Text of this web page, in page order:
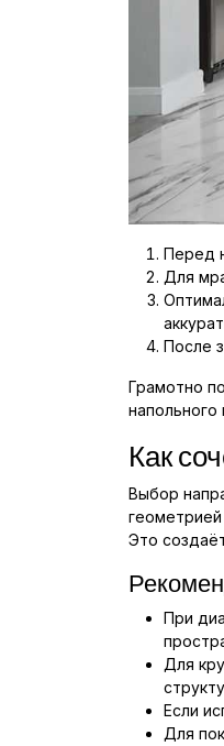
Перед
Для
После
Грамотно
Как
Выбор
Это
При
Для
Если
Для